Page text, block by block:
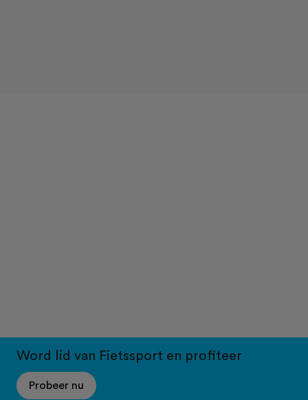
Word lid van Fietssport en profiteer
Probeer nu